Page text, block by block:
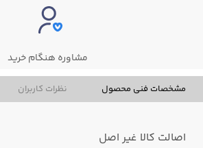
مشاوره هنگام خرید
مشخصات فنی محصول نظرات کاربران
اصالت کالا غیر اصل